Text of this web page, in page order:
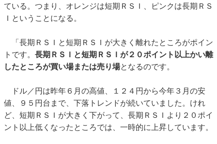
ている。つまり、オレンジは短期ＲＳＩ、ピンクは長期ＲＳ
Ｉということになる。
「長期ＲＳＩと短期ＲＳＩが大きく離れたところがポイン
トです。 長期ＲＳＩと短期ＲＳＩが２０ポイント以上かい離
したところが買い場または売り場となるのです。
ドル／円は昨年６月の高値、１２４円から今年３月の安
値、９５円台まで、下落トレンドが続いていました。けれ
ど、短期ＲＳＩが大きく下がって、長期ＲＳＩより２０ポイ
ント以上低くなったところでは、一時的に上昇しています。